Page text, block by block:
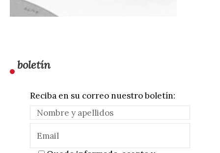
boletín
Reciba en su correo nuestro boletín: